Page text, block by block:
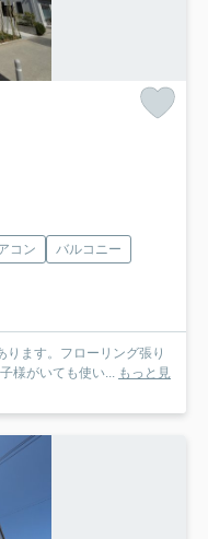
コン
バルコニー
ます。フローリング張り
様がいても使い... もっと見